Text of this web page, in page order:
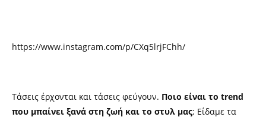
https://www.instagram.com/p/CXq5lrjFChh/
Τάσεις έρχονται και τάσεις φεύγουν. Ποιο είναι το trend
που μπαίνει ξανά στη ζωή και το στυλ μας; Είδαμε τα